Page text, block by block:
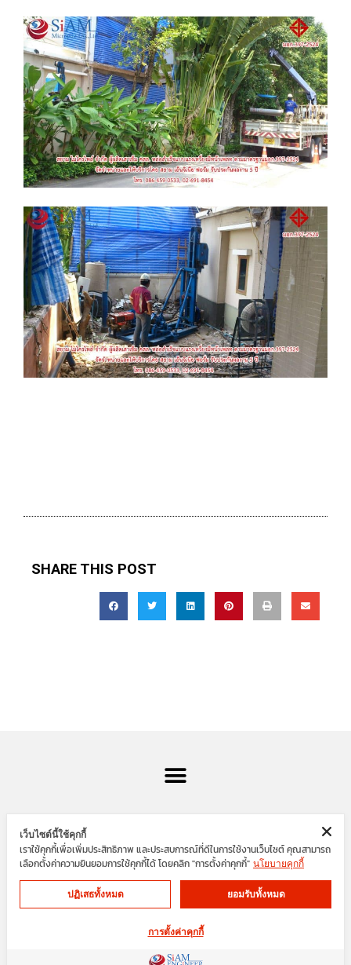
SHARE THIS POST
SIAM ENGINEER GROUP
Cookies Privacy Policy
F Y
เว็บไซต์นี้ใช้คุกกี้
เราใช้คุกกี้เพื่อเพิ่มประสิทธิภาพ และประสบการณ์ที่ดีในการใช้งานเว็บไซต์ คุณสามารถ
เลือกตั้งค่าความยินยอมการใช้คุกกี้ได้ โดยคลิก "การตั้งค่าคุกกี้" นโยบายคุกกี้
ปฏิเสธทั้งหมด ยอมรับทั้งหมด
การตั้งค่าคุกกี้